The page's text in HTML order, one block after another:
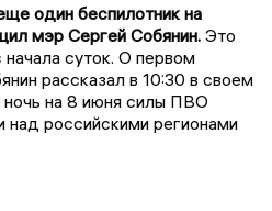
один беспилотник на
мэр Сергей Собянин. Это
суток. О первом
рассказал в 10:30 в своем
ночь на 8 июня силы ПВО
российскими регионами